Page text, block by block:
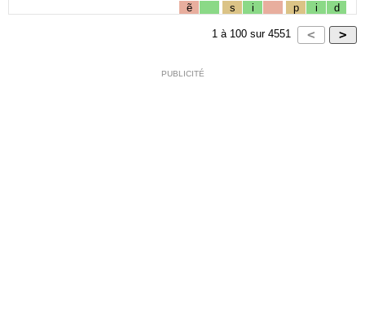
ẽ s i p i d
1 à 100 sur 4551
PUBLICITÉ